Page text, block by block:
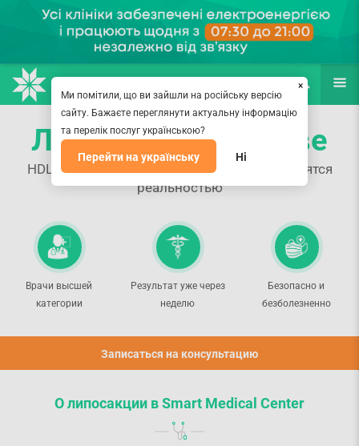
(067) 127-03-03
ПОИСК ЕЩЁ
Липосакция в Киеве
HDL липосакция. Желанные формы становятся
реальностью
Врачи высшей
категории
Результат уже через
неделю
Безопасно и
безболезненно
Записаться на консультацию
О липосакции в Smart Medical Center
×
Ми помітили, що ви зайшли на російську версію
сайту. Бажаєте переглянути актуальну інформацію
та перелік послуг українською?
Перейти на українську Ні